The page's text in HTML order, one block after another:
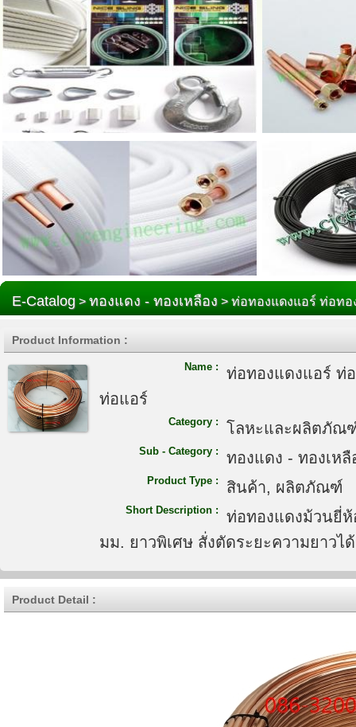
E-Catalog >ทองแดง - ทองเหลือง > ท่อทองแดงแอร์ ท่อท
Product Information :
Name :
ท่อทองแดงแอร์ ท่
ท่อแอร์
Category : โลหะและผลิตภัณ
Sub - Category : ทองแดง - ทองเหลื
Product Type : สินค้า, ผลิตภัณฑ์
Short Description :
ท่อทองแดงม้วนยี่ห้
มม. ยาวพิเศษ สั่งตัดระยะความยาวได้
Product Detail :